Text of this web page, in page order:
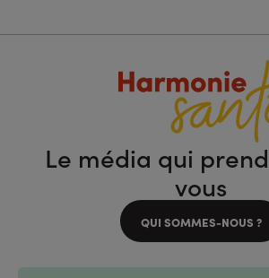
Le média qui
vous
QUI SOMMES-NOUS ?